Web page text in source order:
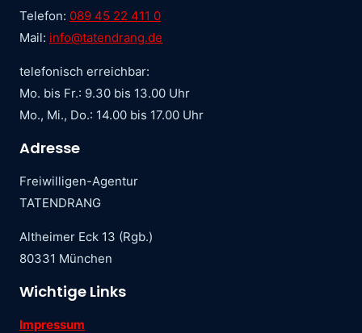
Telefon: 089 45 22 411 0
Mail: info@tatendrang.de
telefonisch erreichbar:
Mo. bis Fr.: 9.30 bis 13.00 Uhr
Mo., Mi., Do.: 14.00 bis 17.00 Uhr
Adresse
Freiwilligen-Agentur
TATENDRANG
Altheimer Eck 13 (Rgb.)
80331 München
Wichtige Links
Impressum